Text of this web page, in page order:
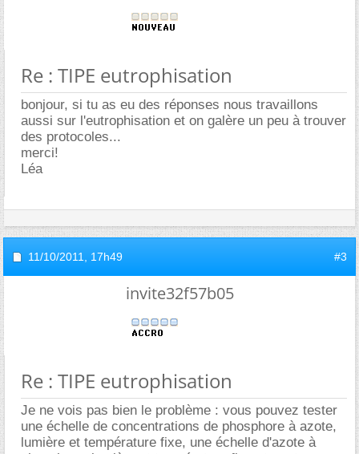
Re : TIPE eutrophisation
bonjour, si tu as eu des réponses nous travaillons
aussi sur l'eutrophisation et on galère un peu à trouver
des protocoles...
merci!
Léa
11/10/2011, 17h49 #3
invite32f57b05
Re : TIPE eutrophisation
Je ne vois pas bien le problème : vous pouvez tester
une échelle de concentrations de phosphore à azote,
lumière et température fixe, une échelle d'azote à